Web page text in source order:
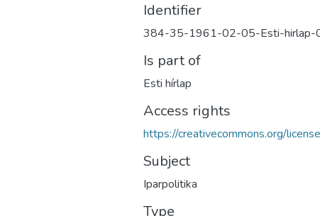
Identifier
384-35-1961-02-05-Esti-hirlap-
Is part of
Esti hírlap
Access rights
https://creativecommons.org/
Subject
Iparpolitika
Type